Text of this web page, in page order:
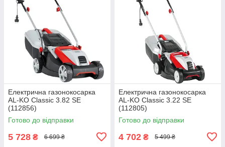
Електрична газонокосарка
AL-KO Classic 3.82 SE
(112856)
Готово до відправки
5 728 ₴ 6 699 ₴
Електрична газонокосарка
AL-KO Classic 3.22 SE
(112805)
Готово до відправки
4 702 ₴ 5 499 ₴